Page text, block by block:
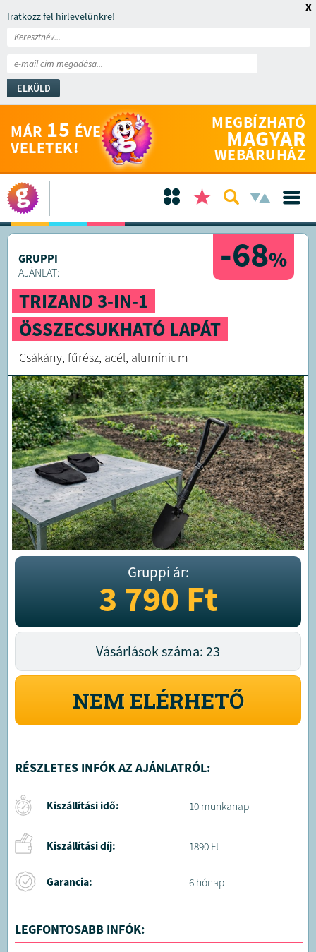
Iratkozz fel hírlevelünkre!
ELKÜLD
x
MÁR 15 ÉVE
VELETEK!
MEGBÍZHATÓ
MAGYAR
WEBÁRUHÁZ
-68%
GRUPPI
AJÁNLAT:
TRIZAND 3-IN-1
ÖSSZECSUKHATÓ LAPÁT
Csákány, fűrész, acél, alumínium
Gruppi ár:
3 790Ft
Vásárlások száma: 23
NEM ELÉRHETŐ
RÉSZLETES INFÓK AZ AJÁNLATRÓL:
Kiszállítási idő: 10 munkanap
Kiszállítási díj: 1890 Ft
Garancia: 6 hónap
LEGFONTOSABB INFÓK: